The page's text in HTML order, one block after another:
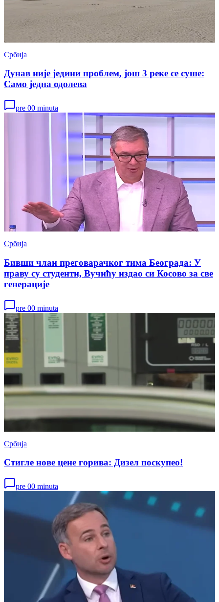
Србија
Дунав није једини проблем, још 3 реке се суше:
Само једна одолева
pre 00 minuta
Србија
Бивши члан преговарачког тима Београда: У
праву су студенти, Вучићу издао си Косово за све
генерације
pre 00 minuta
Србија
Стигле нове цене горива: Дизел поскупео!
pre 00 minuta